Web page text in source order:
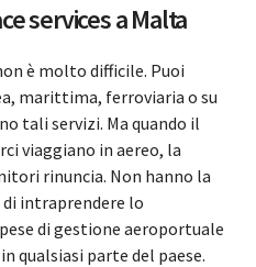
services a Malta
è molto difficile. Puoi
marittima, ferroviaria o su
tali servizi. Ma quando il
viaggiano in aereo, la
rinuncia. Non hanno la
intraprendere lo
di gestione aeroportuale
qualsiasi parte del paese.